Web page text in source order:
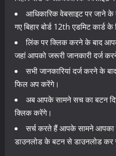
आधिकारिक वेबसाइट पर जाने के
गए बिहार बोर्ड 12th एडमिट कार्ड
लिंक पर क्लिक करने के बाद
जहां आपको जरूरी जानकारी दर्ज
सभी जानकारियां दर्ज करने के
फिल अप करेंगे।
अब आपके सामने सच का बटन
क्लिक करेंगे।
सर्च करते हैं आपके सामने आपका
डाउनलोड के बटन से डाउनलोड